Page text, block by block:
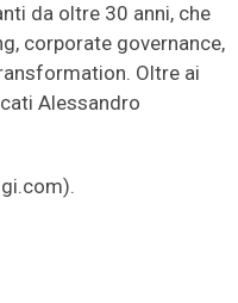
da oltre 30 anni, che
corporate governance,
Oltre ai
Alessandro